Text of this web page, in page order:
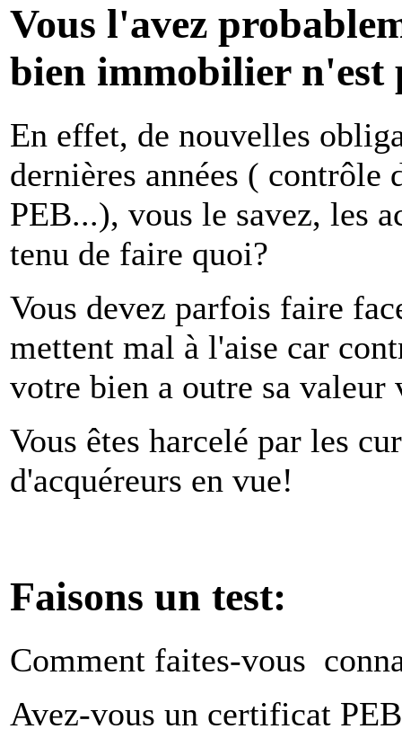
Vous l'avez
bien immobilier n'est
En effet, de nouvelles
dernières années (
PEB...), vous le savez, les
tenu de faire quoi?
Vous devez parfois faire
mettent mal à l'aise car
votre bien a outre sa
Vous êtes harcelé par les
d'acquéreurs en vue!
Faisons un test:
Comment faites-vous
Avez-vous un certificat